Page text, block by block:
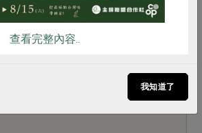
查看完整內容..
我知道了